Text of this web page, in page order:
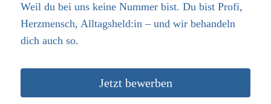
Weil du bei uns keine Nummer bist. Du bist Profi,
Herzmensch, Alltagsheld:in – und wir behandeln
dich auch so.
Jetzt bewerben